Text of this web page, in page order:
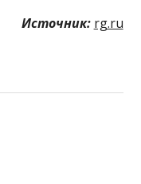
Источник: rg.ru